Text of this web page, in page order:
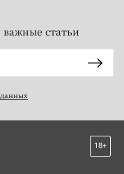
статьи
18+